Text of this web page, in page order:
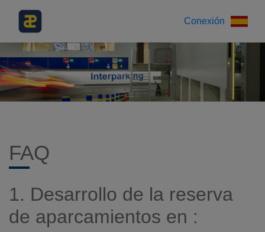
Conexión
FAQ
1. Desarrollo de la reserva
de aparcamientos en :